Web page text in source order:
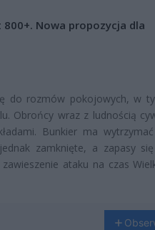
Nowa propozycja dla
do rozmów pokojowych, w
Obrońcy wraz z ludnością
Bunkier ma
zamknięte, a zapasy
ataku na czas